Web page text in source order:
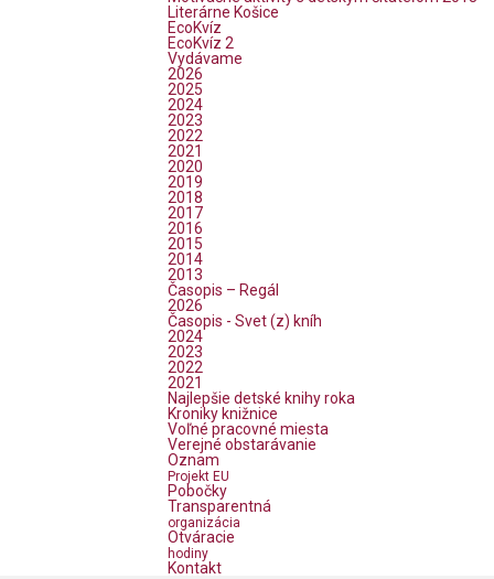
Literárne Košice
EcoKvíz
EcoKvíz 2
Vydávame
2026
2025
2024
2023
2022
2021
2020
2019
2018
2017
2016
2015
2014
2013
Časopis – Regál
2026
Časopis - Svet (z) kníh
2024
2023
2022
2021
Najlepšie detské knihy roka
Kroniky knižnice
Voľné pracovné miesta
Verejné obstarávanie
Oznam
Projekt EU
Pobočky
Transparentná
organizácia
Otváracie
hodiny
Kontakt